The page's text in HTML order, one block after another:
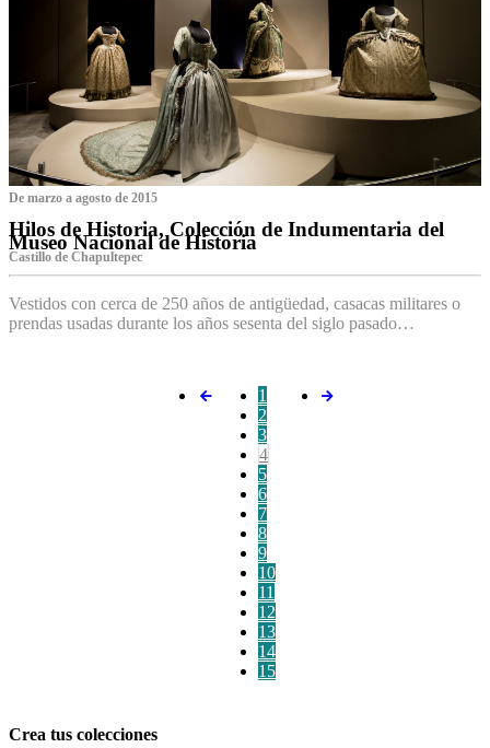
De marzo a agosto de 2015
Hilos de Historia, Colección de Indumentaria del
Museo Nacional de Historia
Castillo de Chapultepec
Vestidos con cerca de 250 años de antigüedad, casacas militares o
prendas usadas durante los años sesenta del siglo pasado…
1
2
3
4
5
6
7
8
9
10
11
12
13
14
15
Crea tus colecciones